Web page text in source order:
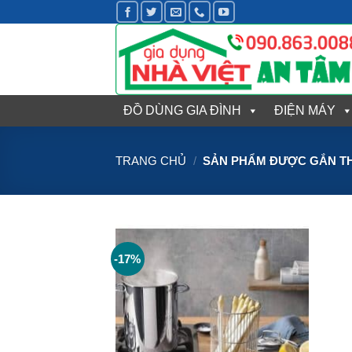
qua
ĐỒ DÙNG GIA ĐÌNH ĐIỆN MÁY
TRANG CHỦ / SẢN PHẨM ĐƯỢC GẮN
-17%